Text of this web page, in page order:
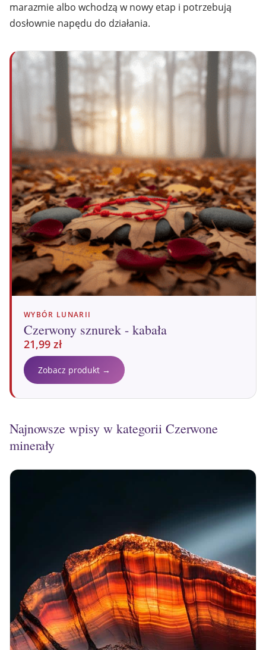
marazmie albo wchodzą w nowy etap i potrzebują
dosłownie napędu do działania.
WYBÓR LUNARII
Czerwony sznurek - kabała
21,99 zł
Zobacz produkt →
Najnowsze wpisy w kategorii Czerwone
minerały